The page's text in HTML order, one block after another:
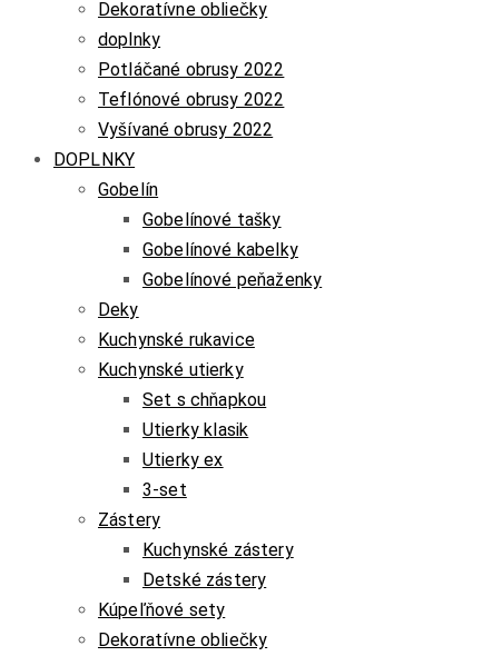
Dekoratívne obliečky
doplnky
Potláčané obrusy 2022
Teflónové obrusy 2022
Vyšívané obrusy 2022
DOPLNKY
Gobelín
Gobelínové tašky
Gobelínové kabelky
Gobelínové peňaženky
Deky
Kuchynské rukavice
Kuchynské utierky
Set s chňapkou
Utierky klasik
Utierky ex
3-set
Zástery
Kuchynské zástery
Detské zástery
Kúpeľňové sety
Dekoratívne obliečky